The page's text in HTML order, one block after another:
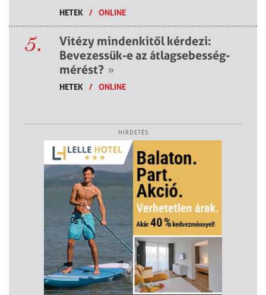
HETEK / ONLINE
5.
Vitézy mindenkitől kérdezi:
Bevezessük-e az átlagsebesség-
mérést? »
HETEK / ONLINE
HIRDETÉS